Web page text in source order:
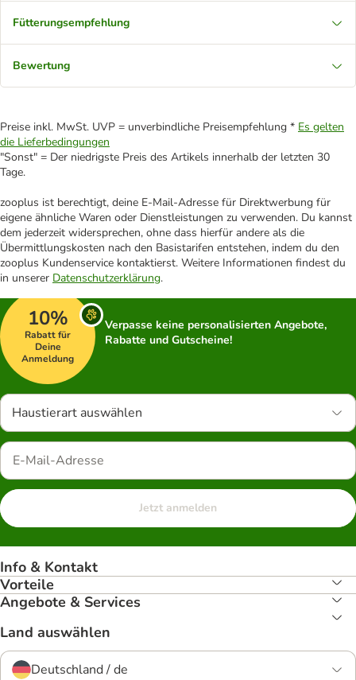
Fütterungsempfehlung
Bewertung
Preise inkl. MwSt. UVP = unverbindliche Preisempfehlung * Es gelten
die Lieferbedingungen
"Sonst" = Der niedrigste Preis des Artikels innerhalb der letzten 30
Tage.
zooplus ist berechtigt, deine E-Mail-Adresse für Direktwerbung für
eigene ähnliche Waren oder Dienstleistungen zu verwenden. Du kannst
dem jederzeit widersprechen, ohne dass hierfür andere als die
Übermittlungskosten nach den Basistarifen entstehen, indem du den
zooplus Kundenservice kontaktierst. Weitere Informationen findest du
in unserer Datenschutzerklärung.
10%
Rabatt für
Deine
Anmeldung
Verpasse keine personalisierten Angebote,
Rabatte und Gutscheine!
Haustierart auswählen
Jetzt anmelden
Info & Kontakt
Vorteile
Angebote & Services
Land auswählen
Deutschland / de